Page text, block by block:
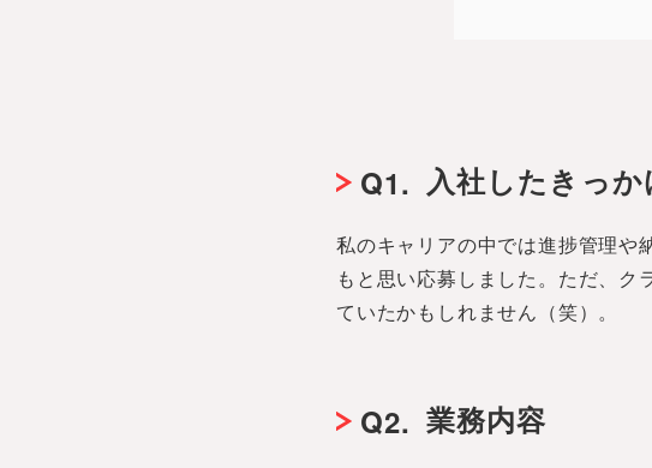
Q1. 入社したきっか
私のキャリアの中では進捗管理や
もと思い応募しました。ただ、
ていたかもしれません（笑）。
Q2. 業務内容